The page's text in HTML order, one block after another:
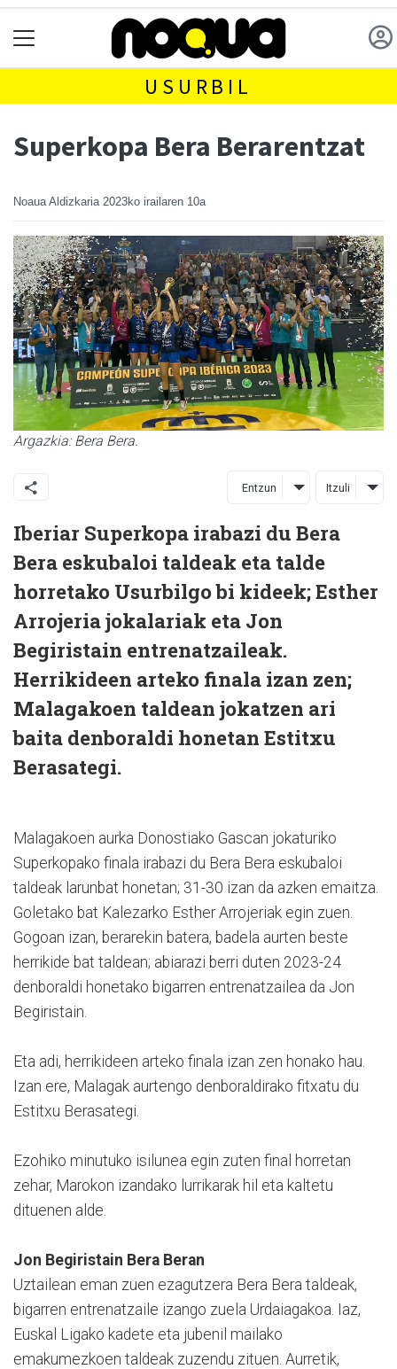
USURBIL
Superkopa Bera Berarentzat
Noaua Aldizkaria 2023ko irailaren 10a
Argazkia: Bera Bera.
Entzun Itzuli
Iberiar Superkopa irabazi du Bera
Bera eskubaloi taldeak eta talde
horretako Usurbilgo bi kideek; Esther
Arrojeria jokalariak eta Jon
Begiristain entrenatzaileak.
Herrikideen arteko finala izan zen;
Malagakoen taldean jokatzen ari
baita denboraldi honetan Estitxu
Berasategi.
Malagakoen aurka Donostiako Gascan jokaturiko
Superkopako finala irabazi du Bera Bera eskubaloi
taldeak larunbat honetan; 31-30 izan da azken emaitza.
Goletako bat Kalezarko Esther Arrojeriak egin zuen.
Gogoan izan, berarekin batera, badela aurten beste
herrikide bat taldean; abiarazi berri duten 2023-24
denboraldi honetako bigarren entrenatzailea da Jon
Begiristain.
Eta adi, herrikideen arteko finala izan zen honako hau.
Izan ere, Malagak aurtengo denboraldirako fitxatu du
Estitxu Berasategi.
Ezohiko minutuko isilunea egin zuten final horretan
zehar, Marokon izandako lurrikarak hil eta kaltetu
dituenen alde.
Jon Begiristain Bera Beran
Uztailean eman zuen ezagutzera Bera Bera taldeak,
bigarren entrenatzaile izango zuela Urdaiagakoa. Iaz,
Euskal Ligako kadete eta jubenil mailako
emakumezkoen taldeak zuzendu zituen. Aurretik,